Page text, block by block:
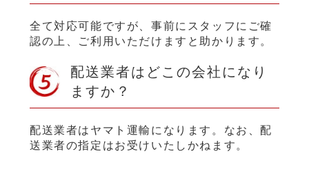
全て対応可能ですが、事前にスタッフにご確
認の上、ご利用いただけますと助かります。
配送業者はどこの会社になり
ますか？
配送業者はヤマト運輸になります。なお、配
送業者の指定はお受けいたしかねます。